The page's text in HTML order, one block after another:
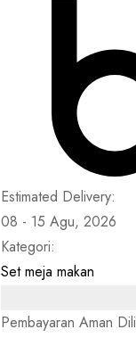
Estimated Delivery:
08 - 15 Agu, 2026
Kategori:
Set meja makan
Pembayaran Aman